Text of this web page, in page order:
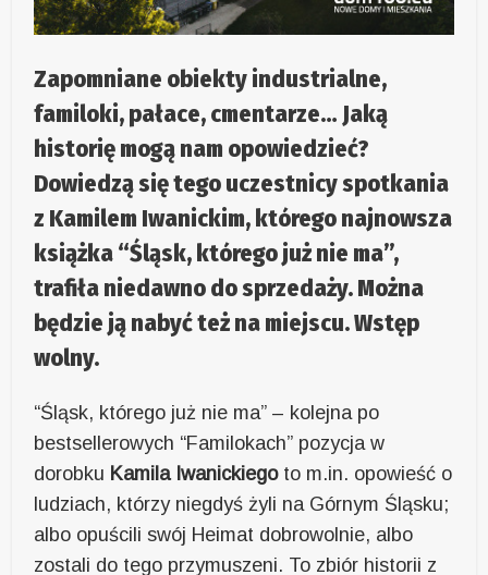
Zapomniane obiekty industrialne,
familoki, pałace, cmentarze… Jaką
historię mogą nam opowiedzieć?
Dowiedzą się tego uczestnicy spotkania
z Kamilem Iwanickim, którego najnowsza
książka “Śląsk, którego już nie ma”,
trafiła niedawno do sprzedaży. Można
będzie ją nabyć też na miejscu. Wstęp
wolny.
“Śląsk, którego już nie ma” – kolejna po
bestsellerowych “Familokach” pozycja w
dorobku Kamila Iwanickiego to m.in. opowieść o
ludziach, którzy niegdyś żyli na Górnym Śląsku;
albo opuścili swój Heimat dobrowolnie, albo
zostali do tego przymuszeni. To zbiór historii z